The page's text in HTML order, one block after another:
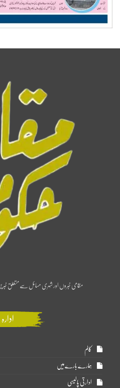
مقامی خبروں اور شہری مسائل سے متعلق
ادارہ
کالم
ہمارے بارے میں
ادارتی پالیسی